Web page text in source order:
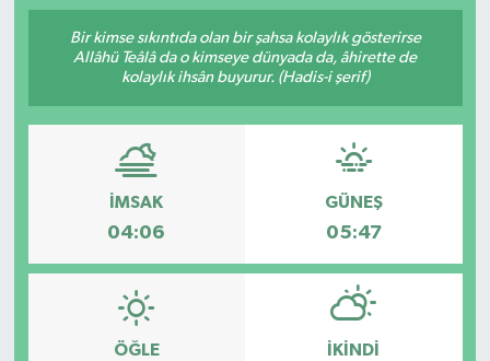
Bir kimse sıkıntıda olan bir şahsa kolaylık gösterirse
Allâhü Teâlâ da o kimseye dünyada da, âhirette de
kolaylık ihsân buyurur. (Hadis-i şerif)
İMSAK
04:06
GÜNEŞ
05:47
ÖĞLE İKINDI